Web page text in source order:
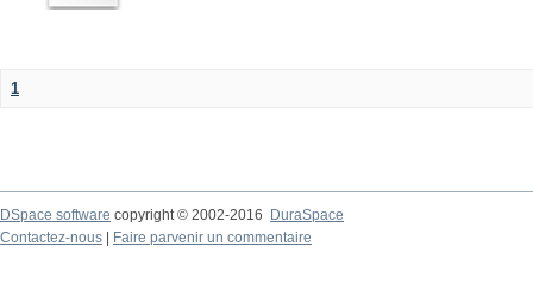
1
DSpace software copyright © 2002-2016
DuraSpace
Contactez-nous
Faire parvenir un commentaire